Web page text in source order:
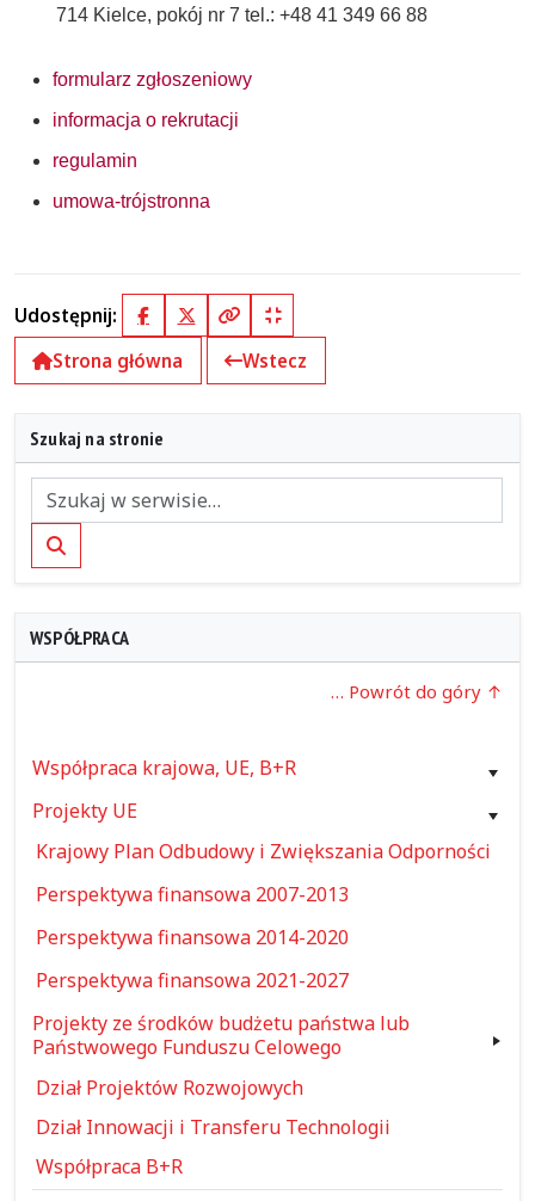
714 Kielce, pokój nr 7 tel.: +48 41 349 66 88
formularz zgłoszeniowy
informacja o rekrutacji
regulamin
umowa-trójstronna
Udostępnij: FacebookX (Twitter)
Kopiuj pełny link
Kopiuj krótki link
Strona główna
Wstecz
Szukaj na stronie
Szukaj
WSPÓŁPRACA
… Powrót do góry
Współpraca krajowa, UE, B+R
Projekty UE
Krajowy Plan Odbudowy i Zwiększania Odporności
Perspektywa finansowa 2007-2013
Perspektywa finansowa 2014-2020
Perspektywa finansowa 2021-2027
Projekty ze środków budżetu państwa lub
Państwowego Funduszu Celowego
Dział Projektów Rozwojowych
Dział Innowacji i Transferu Technologii
Współpraca B+R